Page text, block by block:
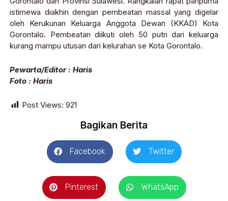
istimewa diakhiri dengan pembeatan massal yang digelar
oleh Kerukunan Keluarga Anggota Dewan (KKAD) Kota
Gorontalo. Pembeatan diikuti oleh 50 putri dari keluarga
kurang mampu utusan dari kelurahan se Kota Gorontalo.
Pewarta/Editor : Haris
Foto : Haris
Post Views: 921
Bagikan Berita
Facebook Twitter
Pinterest WhatsApp